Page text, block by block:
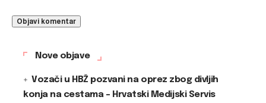
Nove objave
Vozači u HBŽ pozvani na oprez zbog divljih
konja na cestama – Hrvatski Medijski Servis